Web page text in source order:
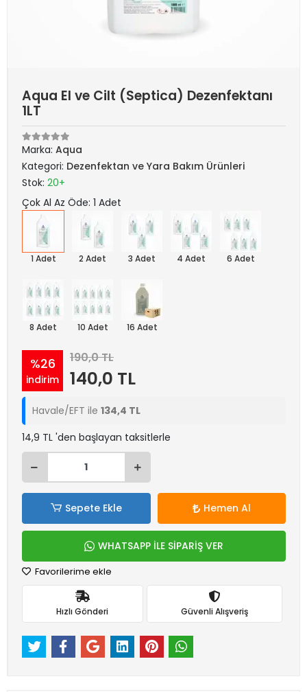
Aqua El ve Cilt (Septica) Dezenfektanı
1LT
Marka: Aqua
Kategori: Dezenfektan ve Yara Bakım Ürünleri
Stok: 20+
Çok Al Az Öde: 1 Adet
1 Adet 2 Adet 3 Adet 4 Adet 6 Adet
8 Adet 10 Adet 16 Adet
%26
indirim
190,0 TL
140,0 TL
Havale/EFT ile 134,4 TL
14,9 TL 'den başlayan taksitlerle
Sepete Ekle Hemen Al
WHATSAPP İLE SİPARİŞ VER
Favorilerime ekle
Hızlı Gönderi Güvenli Alışveriş